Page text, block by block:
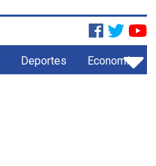
Deportes Economía